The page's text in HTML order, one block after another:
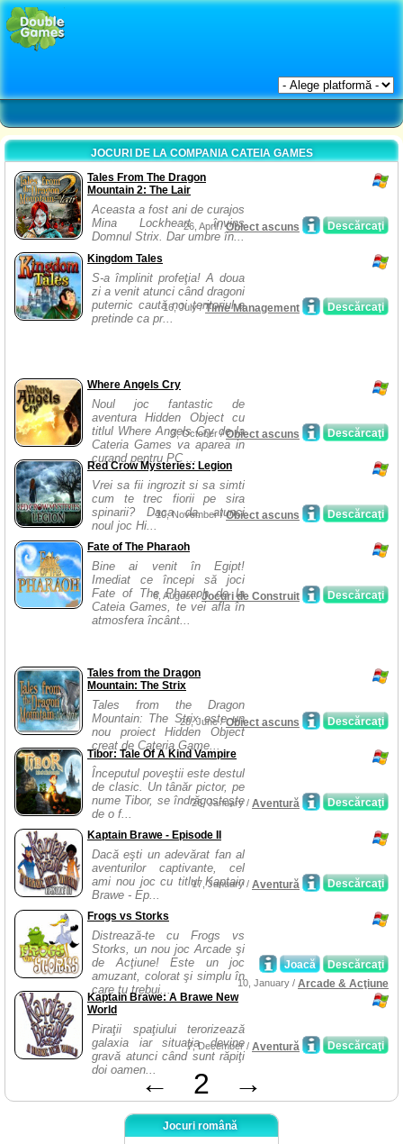
JOCURI DE LA COMPANIA CATEIA GAMES
Tales From The Dragon
Mountain 2: The Lair
Aceasta a fost ani de curajos
Mina Lockheart învins
Domnul Strix. Dar umbre în...
Descărcaţi
26, April /Obiect ascuns
Kingdom Tales
S-a împlinit profeţia! A doua
zi a venit atunci când dragoni
puternic caută noi teritoriul a
pretinde ca pr...
Descărcaţi
16, July /Time Management
Where Angels Cry
Noul joc fantastic de
aventura Hidden Object cu
titlul Where Angels Cry de la
Cateria Games va aparea in
curand pentru PC ...
Descărcaţi
3, October /Obiect ascuns
Red Crow Mysteries: Legion
Vrei sa fii ingrozit si sa simti
cum te trec fiorii pe sira
spinarii? Daca da, atunci
noul joc Hi...
Descărcaţi
10, November /Obiect ascuns
Fate of The Pharaoh
Bine ai venit în Egipt!
Imediat ce începi să joci
Fate of The Pharaoh de la
Cateia Games, te vei afla în
atmosfera încânt...
Descărcaţi
6, August /Jocuri de Construit
Tales from the Dragon
Mountain: The Strix
Tales from the Dragon
Mountain: The Strix este un
nou proiect Hidden Object
creat de Cateria Game...
Descărcaţi
28, June /Obiect ascuns
Tibor: Tale Of A Kind Vampire
Începutul poveştii este destul
de clasic. Un tânăr pictor, pe
nume Tibor, se îndrăgosteşte
de o f...
Descărcaţi
26, January / Aventură
Kaptain Brawe - Episode II
Dacă eşti un adevărat fan al
aventurilor captivante, cel
ami nou joc cu titlul Kaptain
Brawe - Ep...
Descărcaţi
17, January / Aventură
Frogs vs Storks
Distrează-te cu Frogs vs
Storks, un nou joc Arcade şi
de Acţiune! Este un joc
amuzant, colorat şi simplu în
care tu trebui...
Descărcaţi
Joacă
10, January / Arcade & Acţiune
Kaptain Brawe: A Brawe New
World
Piraţii spaţiului terorizează
galaxia iar situaţia devine
gravă atunci când sunt răpiţi
doi oamen...
Descărcaţi
7, December / Aventură
← 2 →
Jocuri română